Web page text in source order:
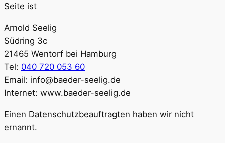
Seite ist
Arnold Seelig
Südring 3c
21465 Wentorf bei Hamburg
Tel: 040 720 053 60
Email: info@baeder-seelig.de
Internet: www.baeder-seelig.de
Einen Datenschutzbeauftragten haben wir nicht
ernannt.